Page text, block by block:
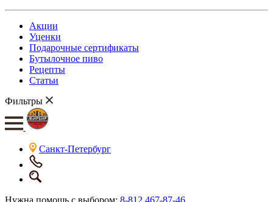
Акции
Уценки
Подарочные сертификаты
Бутылочное пиво
Рецепты
Статьи
Фильтры
Санкт-Петербург
Нужна помощь с выбором: 8-812 467-87-46